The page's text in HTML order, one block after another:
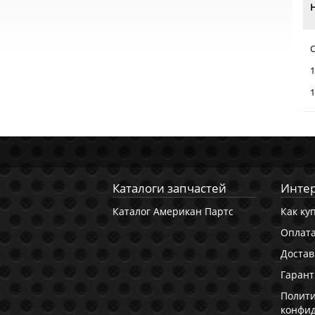
Каталоги запчастей
Каталог Американ Партс
Как